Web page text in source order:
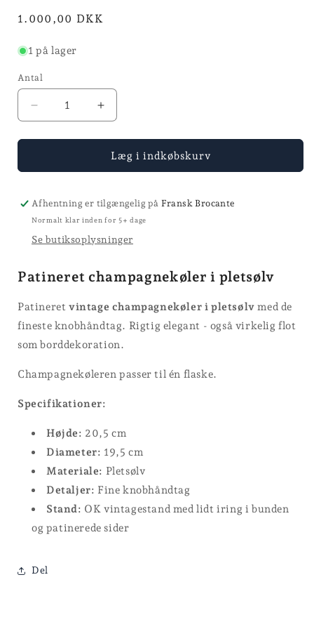
Normalpris
1.000,00 DKK
1 på lager
Antal
Reducer
antallet
for
Champagnekøler
Øg
antallet
for
Champagnekøler
Læg i indkøbskurv
Afhentning er tilgængelig på Fransk Brocante
Normalt klar inden for 5+ dage
Se butiksoplysninger
Patineret champagnekøler i pletsølv
Patineret vintage champagnekøler i pletsølv med de
fineste knobhåndtag. Rigtig elegant - også virkelig flot
som borddekoration.
Champagnekøleren passer til én flaske.
Specifikationer:
Højde: 20,5 cm
Diameter: 19,5 cm
Materiale: Pletsølv
Detaljer: Fine knobhåndtag
Stand: OK vintagestand med lidt iring i bunden
og patinerede sider
Del